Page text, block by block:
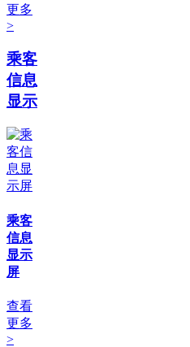
更多
>
乘客
信息
显示
乘客
信息
显示
屏
查看
更多
>